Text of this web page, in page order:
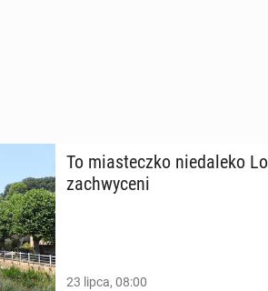
To mia­stecz­ko nie­da­le­ko
za­chwy­ce­ni
23 lipca, 08:00